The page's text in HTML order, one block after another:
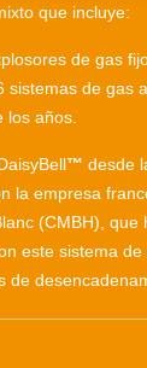
que incluye:
de gas
sistemas de gas
los años.
™ desde
la empresa
(CMBH), que
este sistema
de